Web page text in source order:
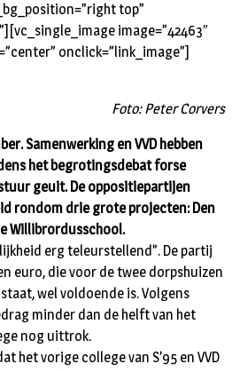
top”
image=”42463″
onclick=”link_image”]
Foto: Peter Corvers
Samenwerking en VVD hebben
het begrotingsdebat forse
geuit. De oppositiepartijen
rondom drie grote projecten: Den
Willibrordusschool.
erg teleurstellend”. De partij
euro, die voor de twee dorpshuizen
wel voldoende is. Volgens
minder dan de helft van het
nog uittrok.
het vorige college van S’95 en VVD